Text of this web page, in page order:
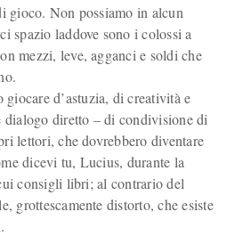
gioco. Non possiamo in alcun
spazio laddove sono i colossi a
mezzi, leve, agganci e soldi che
d’astuzia, di creatività e
dialogo diretto – di condivisione di
lettori, che dovrebbero diventare
dicevi tu, Lucius, durante la
consigli libri; al contrario del
grottescamente distorto, che esiste